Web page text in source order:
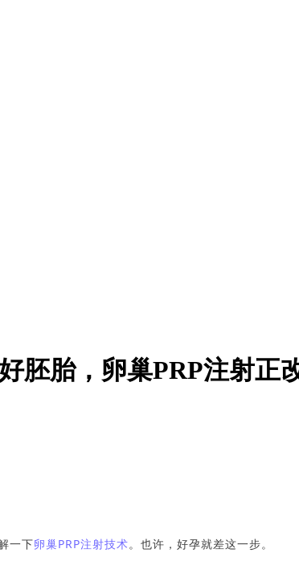
胚胎，卵巢PRP注射正
一下卵巢PRP注射技术。也许，好孕就差这一步。